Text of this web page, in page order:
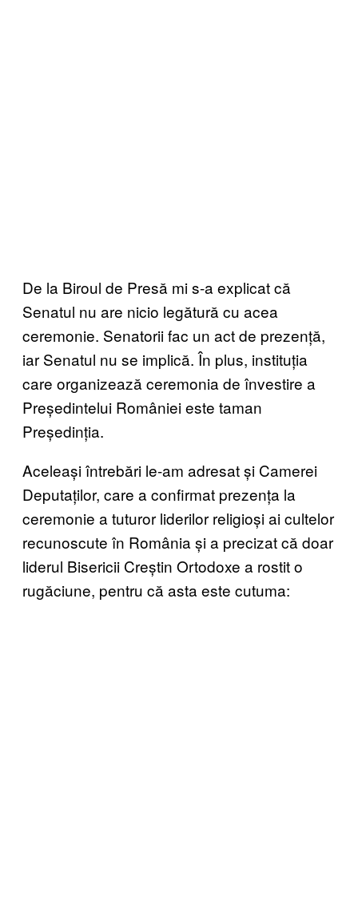
De la Biroul de Presă mi s-a explicat că
Senatul nu are nicio legătură cu acea
ceremonie. Senatorii fac un act de prezență,
iar Senatul nu se implică. În plus, instituția
care organizează ceremonia de învestire a
Președintelui României este taman
Președinția.
Aceleași întrebări le-am adresat și Camerei
Deputaților, care a confirmat prezența la
ceremonie a tuturor liderilor religioși ai cultelor
recunoscute în România și a precizat că doar
liderul Bisericii Creștin Ortodoxe a rostit o
rugăciune, pentru că asta este cutuma: